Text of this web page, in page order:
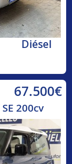
Diésel
67.500€
200cv